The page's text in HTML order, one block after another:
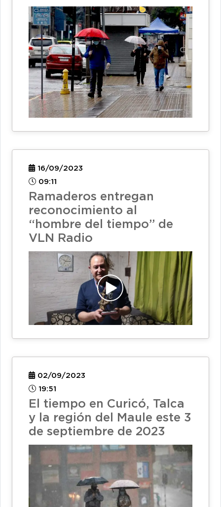
16/09/2023
09:11
Ramaderos entregan
reconocimiento al
“hombre del tiempo” de
VLN Radio
02/09/2023
19:51
El tiempo en Curicó, Talca
y la región del Maule este 3
de septiembre de 2023